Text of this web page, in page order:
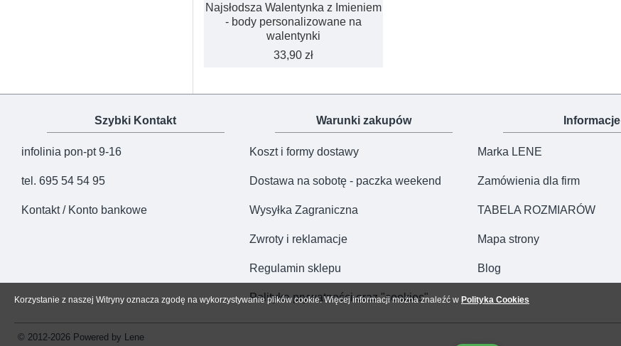
Najsłodsza Walentynka z Imieniem
- body personalizowane na
walentynki
33,90 zł
Szybki Kontakt
infolinia pon-pt 9-16
tel. 695 54 54 95
Kontakt / Konto bankowe
Warunki zakupów
Koszt i formy dostawy
Dostawa na sobotę - paczka weekend
Wysyłka Zagraniczna
Zwroty i reklamacje
Regulamin sklepu
Polityka prywatności oraz "cookies"
Informacje
Marka LENE
Zamówienia dla firm
TABELA ROZMIARÓW
Mapa strony
Blog
© 2012-2026 Powered by Lene
Korzystanie z naszej Witryny oznacza zgodę na wykorzystywanie plików cookie. Więcej informacji można znaleźć w Polityka Cookies